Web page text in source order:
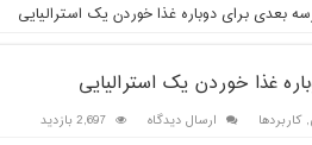
بعدی برای دوباره غذا خوردن یک استرالیایی
غذا خوردن یک استرالیایی
, کاربردها ارسال دیدگاه 2,697 بازدید